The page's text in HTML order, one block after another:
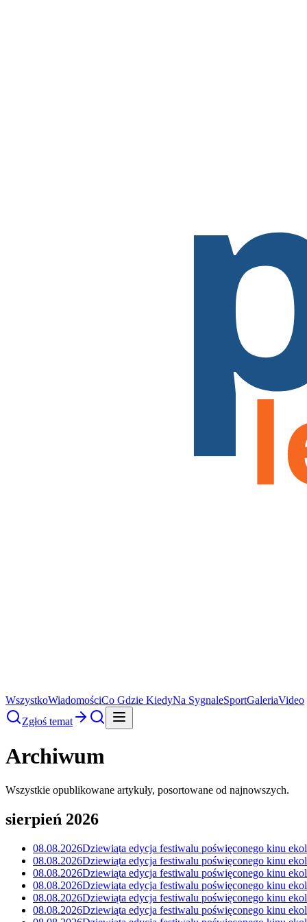
WszystkoWiadomościCo Gdzie KiedyNa SygnaleSportGaleriaVideo
Zgłoś temat
Archiwum
Wszystkie opublikowane artykuły, posortowane od najnowszych.
sierpień 2026
08.08.2026Dziewiąta edycja festiwalu poświęconego kinu
08.08.2026Dziewiąta edycja festiwalu poświęconego kinu
08.08.2026Dziewiąta edycja festiwalu poświęconego kinu
08.08.2026Dziewiąta edycja festiwalu poświęconego kinu
08.08.2026Dziewiąta edycja festiwalu poświęconego kinu
08.08.2026Dziewiąta edycja festiwalu poświęconego kinu